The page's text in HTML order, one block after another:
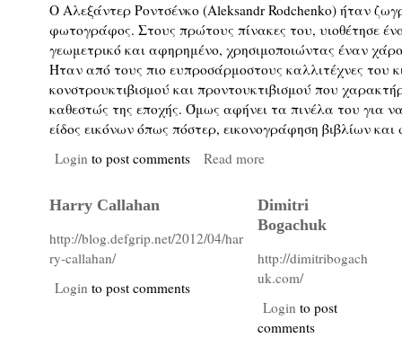
Ο Αλεξάντερ Ροντσένκο (Aleksandr Rodchenko) ήταν
φωτογράφος. Στους πρώτους πίνακες του, υιοθέτησε
γεωμετρικό και αφηρημένο, χρησιμοποιώντας έναν
Ήταν από τους πιο ευπροσάρμοστους καλλιτέχνες του
κονστρουκτιβισμού και προντουκτιβισμού που
καθεστώς της εποχής. Όμως αφήνει τα πινέλα του για
είδος εικόνων όπως πόστερ, εικονογράφηση βιβλίων και
Login to post comments Read more
Harry Callahan
http://blog.defgrip.net/2012/04/har
ry-callahan/
Login to post comments
Dimitri
Bogachuk
http://dimitribogach
uk.com/
Login to post
comments